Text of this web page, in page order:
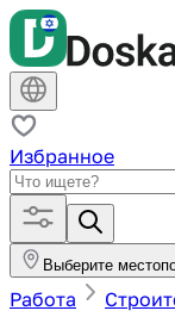
Избранное
Выберите
Работа